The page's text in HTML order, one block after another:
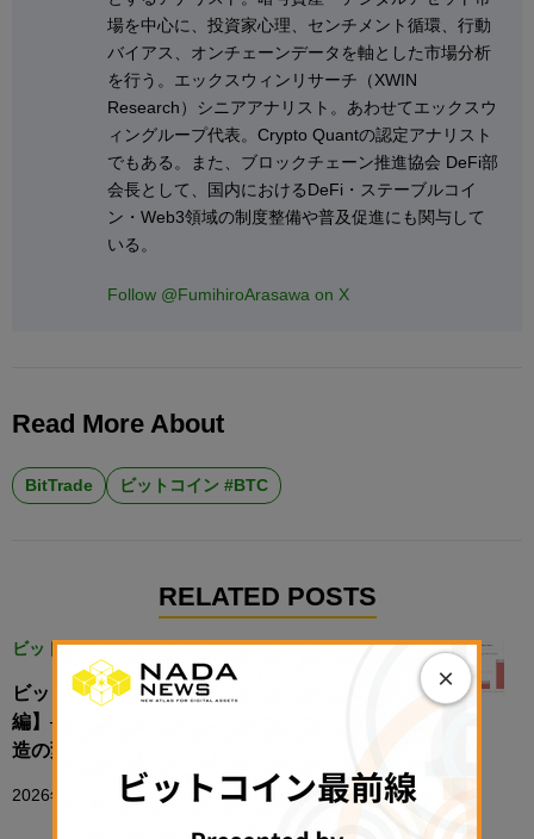
場を中心に、投資家心理、センチメント循環、行動
バイアス、オンチェーンデータを軸とした市場分析
を行う。エックスウィンリサーチ（XWIN
Research）シニアアナリスト。あわせてエックスウ
ィングループ代表。Crypto Quantの認定アナリスト
でもある。また、ブロックチェーン推進協会 DeFi部
会長として、国内におけるDeFi・ステーブルコイ
ン・Web3領域の制度整備や普及促進にも関与して
いる。
Follow @FumihiroArasawa on X
Read More About
BitTrade ビットコイン #BTC
RELATED POSTS
ビットコイン
ビットコインは再び大相場を迎えるのか【前
編】──CryptoQuant CEOが示した「市場構
造の変化」とは【エックスウィン】
2026年7月2日 09:11
×